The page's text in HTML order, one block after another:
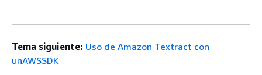
Tema siguiente: Uso de Amazon Textract con
unAWSSDK